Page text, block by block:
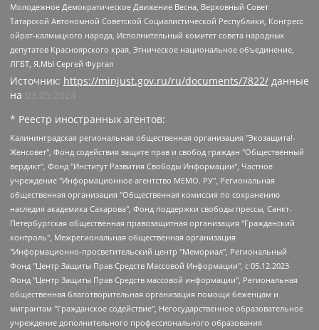
Молодежное Демократическое Движение Весна, Верховный Совет
Татарской Автономной Советской Социалистической Республики, Конгресс
ойрат-калмыцкого народа, Исполнительный комитет совета народных
депутатов Красноярского края, Этническое национальное объединение,
ЛГБТ, Я.МЫ Сергей Фургал
Источник: https://minjust.gov.ru/ru/documents/7822/ данные
на 03.05.2024
* Реестр иностранных агентов:
Калининградская региональная общественная организация "Экозащита!-Женсовет", Фонд содействия защите прав и свобод граждан "Общественный вердикт", Фонд "Институт Развития Свободы Информации", Частное учреждение "Информационное агентство МЕМО. РУ", Региональная общественная организация "Общественная комиссия по сохранению наследия академика Сахарова", Фонд поддержки свободы прессы, Санкт-Петербургская общественная правозащитная организация "Гражданский контроль", Межрегиональная общественная организация "Информационно-просветительский центр "Мемориал", Региональный Фонд "Центр Защиты Прав Средств Массовой Информации", с 05.12.2023 Фонд "Центр Защиты Прав Средств массовой информации", Региональная общественная благотворительная организация помощи беженцам и мигрантам "Гражданское содействие", Негосударственное образовательное учреждение дополнительного профессионального образования (повышение квалификации) специалистов "АКАДЕМИЯ ПО ПРАВАМ ЧЕЛОВЕКА", Свердловская региональная общественная организация "Сутяжник", Автономная некоммерческая организация "Центр независимых социологических исследований", Союз общественных объединений "Российский исследовательский центр по правам человека", Региональное общественное учреждение научно-информационный центр "МЕМОРИАЛ", Некоммерческая организация "Фонд защиты гласности", Автономная некоммерческая организация "Институт прав человека", Городская общественная организация "Екатеринбургское общество "МЕМОРИАЛ", Городская общественная организация "Рязанское историко-просветительское и правозащитное общество "Мемориал" (Рязанский Мемориал), Челябинский региональный орган общественной самодеятельности – женское общественное объединение "Женщины Евразии", Челябинский региональный орган общественной самодеятельности "Уральская правозащитная группа", Фонд содействия защите здоровья и социальной справедливости имени Андрея Рылькова, Автономная Некоммерческая Организация "Аналитический Центр Юрия Левады", Автономная некоммерческая организация социальной поддержки населения "Проект Апрель", Региональная общественная организация помощи женщинам и детям, находящимся в кризисной ситуации "Информационно-методический центр "Анна", Фонд содействия развитию массовых коммуникаций и правовому просвещению "Так-так-Так", Фонд содействия устойчивому развитию "Серебряная тайга", Свердловский региональный общественный фонд социальных проектов "Новое время", "Idel.Реалии", Кавказ.Реалии, Крым.Реалии, Телеканал Настоящее Время, Татаро-башкирская служба Радио Свобода (Azatliq Radiosi), Радио Свободная Европа/Радио Свобода (PCE/PC), "Сибирь.Реалии", "Фактограф", Благотворительный фонд помощи осужденным и их семьям, Автономная некоммерческая организация "Институт глобализации и социальных движений", Фонд "В защиту прав заключенных", Частное учреждение "Центр поддержки и содействия развитию средств массовой информации", Пензенский региональный общественный благотворительный фонд "Гражданский союз", "Север.Реалии", Некоммерческая организация Фонд "Правовая инициатива", Общество с ограниченной ответственностью "Радио Свободная Европа/Радио Свобода", Чешское информационное агентство "MEDIUM-ORIENT", Красноярская региональная общественная организация "Мы против СПИДа", Камалягин Денис Николаевич, Маркелов Сергей Евгеньевич, Пономарев Лев Александрович, Савицкая Людмила Алексеевна, Автономная некоммерческая организация "Центр по работе с проблемой насилия "НАСИЛИЮ.НЕТ", Межрегиональный профессиональный союз работников здравоохранения "Альянс врачей", Юридическое лицо, зарегистрированное в Латвийской Республике, SIA "Medusa Project" (регистрационный номер 40103797863, дата регистрации 10.06.2014), Некоммерческая организация "Фонд по борьбе с коррупцией", Автономная некоммерческая организация "Институт права и публичной политики", Баданин Роман Сергеевич, Гликин Максим Александрович, Железнова Мария Михайловна, Лукьянова Юлия Сергеевна, Маетная Елизавета Витальевна, Маняхин Петр Борисович, Чуракова Ольга Владимировна, Ярош Юлия Петровна, Юридическое лицо "The Insider SIA", зарегистрированное в Риге, Латвийская Республика (дата регистрации 26.06.2015), являющееся администратором доменного имени интернет-издания "The Insider SIA", https://theins.ru, Постернак Алексей Евгеньевич, Рубин Михаил Аркадьевич, Анин Роман Александрович, Юридическое лицо Istories fonds, зарегистрированное в Латвийской Республике (регистрационный номер 50008295751, дата регистрации 24.02.2020), Великовский Дмитрий Александрович, Долинина Ирина Николаевна, Мароховская Алеся Алексеевна, Шлейнов Роман Юрьевич, Шмагун Олеся Валентиновна, Общество с ограниченной ответственностью "Альтаир 2021", Общество с ограниченной ответственностью "Вега 2021", Общество с ограниченной ответственностью "Главный редактор 2021", Общество с ограниченной ответственностью "Ромашки монолит", Важенков Артем Валерьевич, Ивановская областная общественная организация "Центр гендерных исследований", Гурман Юрий Альбертович, Медиапроект "ОВД-Инфо", Егоров Владимир Владимирович, Жилинский Владимир Александрович, Общество с ограниченной ответственностью "ЗП", Иванова София Юрьевна, Карезина Инна Павловна, Кильтау Екатерина Викторовна, Петров Алексей Викторович, Пискунов Сергей Евгеньевич, Смирнов Сергей Сергеевич, Тихонов Михаил Сергеевич, Общество с ограниченной ответственностью "ЖУРНАЛИСТ-ИНОСТРАННЫЙ АГЕНТ", Арапова Галина Юрьевна, Вольтская Татьяна Анатольевна, Американская компания "Mason G.E.S. Anonymous Foundation" (США), являющаяся владельцем интернет-издания https://mnews.world/, Компания "Stichting Bellingcat", зарегистрированная в Нидерландах (дата регистрации 11.07.2018), Захаров Андрей Вячеславович, Клепиковская Екатерина Дмитриевна, Общество с ограниченной ответственностью "МЕМО", Перл Роман Александрович, Симонов Евгений Алексеевич, Соловьева Елена Анатольевна, Сотников Даниил Владимирович, Сурначева Елизавета Дмитриевна, Автономная некоммерческая организация по защите прав человека и информированию населения "Якутия – Наше Мнение", Общество с ограниченной ответственностью "Москоу диджитал медиа", с 26.01.2023 Общество с ограниченной ответственностью "Чайка Белые сады", Ветошкина Валерия Валерьевна, Заговора Максим Александрович, Межрегиональное общественное движение "Российская ЛГБТ - сеть", Оленичев Максим Владимирович, Павлов Иван Юрьевич, Скворцова Елена Сергеевна, Общество с ограниченной ответственностью "Как бы инагент", Кочетков Игорь Викторович, Общество с ограниченной ответственностью "Честные выборы", Еланчик Олег Александрович, Общество с ограниченной ответственностью "Нобелевский призыв", Гималова Регина Эмилевна, Григорьев Андрей Валерьевич, Григорьева Алина Александровна, Ассоциация по содействию защите прав призывников, альтернативнослужащих и военнослужащих "Правозащитная группа "Гражданин.Армия.Право", Хисамова Регина Фаритовна, Автономная некоммерческая организация по реализации социально-правовых программ "Лилит", Дальневосточное общественное движение "Маяк", Санкт-Петербургская ЛГБТ-инициативная группа "Выход", Инициативная группа ЛГБТ+ "Реверс", Алексеев Андрей Викторович, Бекбулатова Таисия Львовна, Беляев Иван Михайлович, Владыкина Елена Сергеевна, Гельман Марат Александрович, Никульшина Вероника Юрьевна, Толоконникова Надежда Андреевна, Шендерович Виктор Анатольевич, Общество с ограниченной ответственностью "Данное сообщение", Общество с ограниченной ответственностью Издательский дом "Новая глава", Айнбиндер Александра Александровна, Московский комьюнити-центр для ЛГБТ+инициатив, Благотворительный фонд развития филантропии, Deutsche Welle (Германия, Kurt-Schumacher-Strasse 3, 53113 Bonn), Борзунова Мария Михайловна, Воробьев Виктор Викторович, Голубева Анна Львовна, Константинова Алла Михайловна, Малкова Ирина Владимировна, Мурадов Мурад Абдулгалимович, Осетинская Елизавета Николаевна, Понасенков Евгений Николаевич, Ганапольский Матвей Юрьевич, Киселев Евгений Алексеевич, Борухович Ирина Григорьевна, Дремин Иван Тимофеевич, Дубровский Дмитрий Викторович, Красноярская региональная общественная организация поддержки и развития альтернативных образовательных технологий и межкультурных коммуникаций "ИНТЕРРА", Маяковская Екатерина Алексеевна, Фейгин Марк Захарович, Филимонов Андрей Викторович, Дзугкоева Регина Николаевна, Доброхотов Роман Александрович, Дудь Юрий Александрович, Елкин Сергей Владимирович, Кругликов Кирилл Игоревич, Сабунаева Мария Леонидовна, Семенов Алексей Владимирович, Шаинян Карен Багратович, Шульман Екатерина Михайловна, Асафьев Артур Валерьевич, Вахштайн Виктор Семенович, Венедиктов Алексей Алексеевич, Лушникова Екатерина Евгеньевна, Волков Леонид Михайлович, Невзоров Александр Глебович, Пархоменко Сергей Борисович, Сироткин Ярослав Николаевич, Кара-Мурза Владимир Владимирович, Баранова Наталья Владимировна, Гозман Леонид Яковлевич, Кагарлицкий Борис Юльевич, Климарев Михаил Валерьевич, Милов Владимир Станиславович, Автономная некоммерческая организация Краснодарский центр современного искусства "Типография", Моргенштерн Алишер Тагирович, Соболь Любовь Эдуардовна, Общество с ограниченной ответственностью "ЛИЗА НОРМ", Каспаров Гарри Кимович, Ходорковский Михаил Борисович, Общество с ограниченной ответственностью "Апрельские тезисы", Данилович Ирина Брониславовна, Кашин Олег Владимирович, Петров Николай Владимирович, Пивоваров Алексей Владимирович, Соколов Михаил Владимирович, Цветкова Юлия Владимировна, Чичваркин Евгений Александрович, Комитет против пыток/Команда против пыток, Общество с ограниченной ответственностью "Первый научный", Общество с ограниченной ответственностью "Вертолет и ко", Белоцерковская Вероника Борисовна, Кац Максим Евгеньевич, Лазарева Татьяна Юрьевна, Шаведдинов Руслан Табризович, Яшин Илья Валерьевич, Общество с ограниченной ответственностью "Иноагент ААВ", Алешковский Дмитрий Петрович, Альбац Евгения Марковна, Быков Дмитрий Львович, Галямина Юлия Евгеньевна, Лойко Сергей Леонидович, Мартынов Кирилл Константинович, Медведев Сергей Александрович, Крашенинников Федор Геннадиевич, Гордеева Катерина Вл